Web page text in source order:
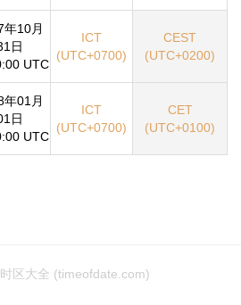
年10月
日
UTC
ICT
(UTC+0700)
CEST
(UTC+0200)
年01月
日
UTC
ICT
(UTC+0700)
CET
(UTC+0100)
时区大全 (timeofdate.com)